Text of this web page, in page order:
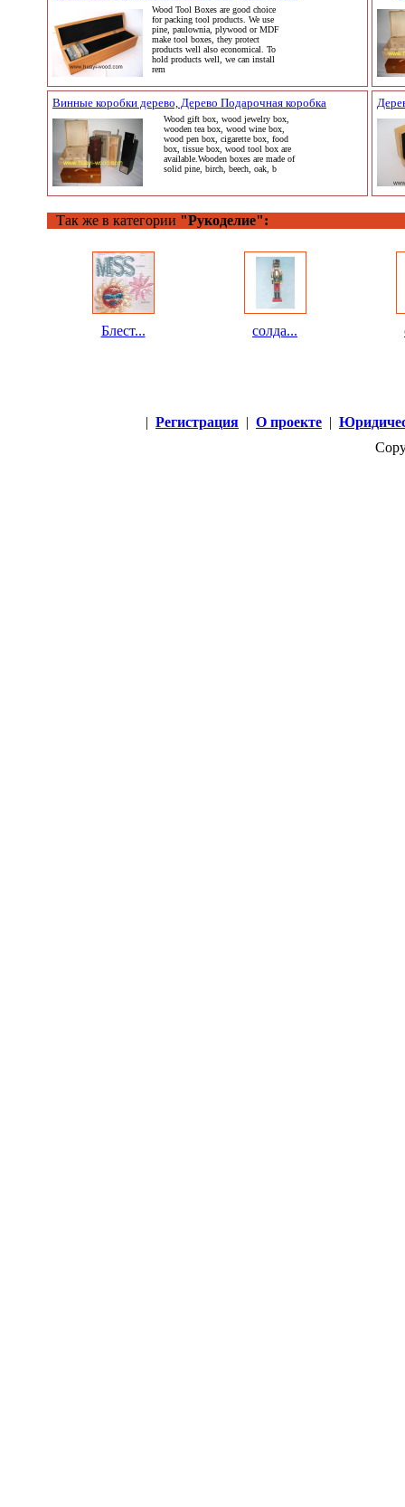
Wood Tool Boxes are good choice
for packing tool products. We use
pine, paulownia, plywood or MDF
make tool boxes, they protect
products well also economical. To
hold products well, we can install
rem
Винные коробки дерево, Дерево Подарочная коробка
Wood gift box, wood jewelry box,
wooden tea box, wood wine box,
wood pen box, cigarette box, food
box, tissue box, wood tool box are
available.Wooden boxes are made of
solid pine, birch, beech, oak, b
Так же в категории "Рукоделие":
Блест... солда...
| Регистрация | О проекте |